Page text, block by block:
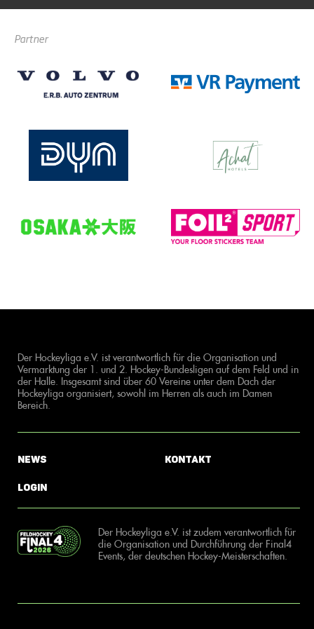
Partner
Der Hockeyliga e.V. ist verantwortlich für die Organisation und
Vermarktung der 1. und 2. Hockey-Bundesligen auf dem Feld und in
der Halle. Insgesamt sind über 60 Vereine unter dem Dach der
Hockeyliga organisiert, sowohl im Herren als auch im Damen
Bereich.
News
Login
Kontakt
Der Hockeyliga e.V. ist zudem verantwortlich für
die Organisation und Durchführung der Final4
Events, der deutschen Hockey-Meisterschaften.